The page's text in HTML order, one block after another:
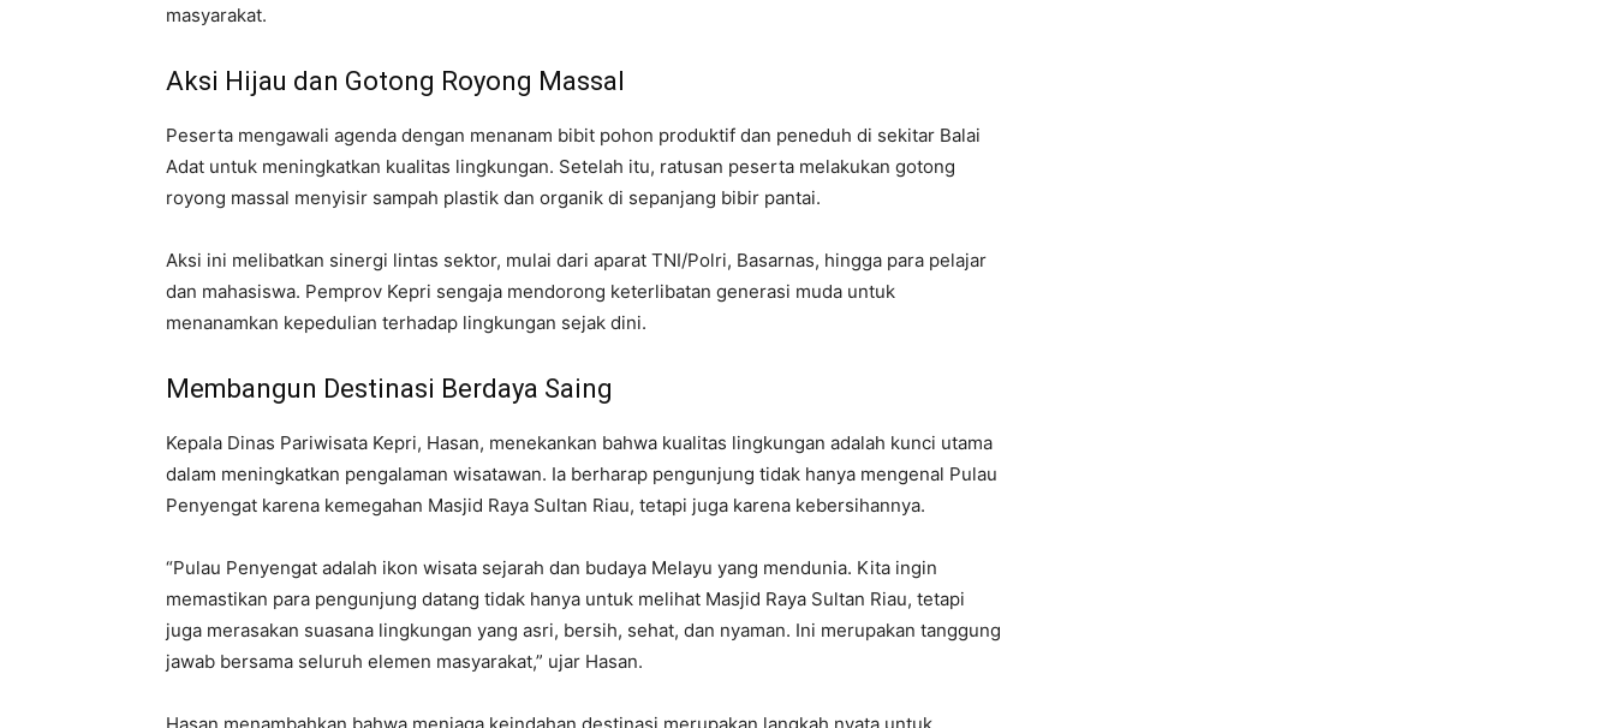
masyarakat.
Aksi Hijau dan Gotong Royong Massal
Peserta mengawali agenda dengan menanam bibit pohon produktif dan peneduh di sekitar Balai
Adat untuk meningkatkan kualitas lingkungan. Setelah itu, ratusan peserta melakukan gotong
royong massal menyisir sampah plastik dan organik di sepanjang bibir pantai.
Aksi ini melibatkan sinergi lintas sektor, mulai dari aparat TNI/Polri, Basarnas, hingga para pelajar
dan mahasiswa. Pemprov Kepri sengaja mendorong keterlibatan generasi muda untuk
menanamkan kepedulian terhadap lingkungan sejak dini.
Membangun Destinasi Berdaya Saing
Kepala Dinas Pariwisata Kepri, Hasan, menekankan bahwa kualitas lingkungan adalah kunci utama
dalam meningkatkan pengalaman wisatawan. Ia berharap pengunjung tidak hanya mengenal Pulau
Penyengat karena kemegahan Masjid Raya Sultan Riau, tetapi juga karena kebersihannya.
“Pulau Penyengat adalah ikon wisata sejarah dan budaya Melayu yang mendunia. Kita ingin
memastikan para pengunjung datang tidak hanya untuk melihat Masjid Raya Sultan Riau, tetapi
juga merasakan suasana lingkungan yang asri, bersih, sehat, dan nyaman. Ini merupakan tanggung
jawab bersama seluruh elemen masyarakat,” ujar Hasan.